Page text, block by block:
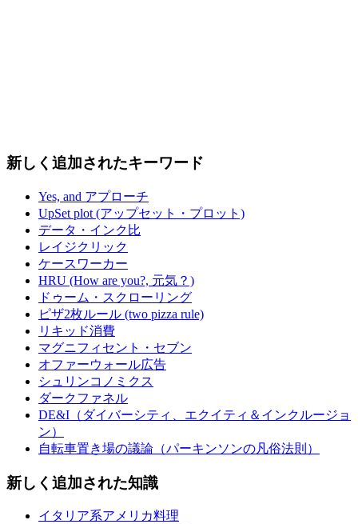
新しく追加されたキーワード
Yes, and アプローチ
UpSet plot (アップセット・プロット)
データ・インク比
レイジクリック
ケースワーカー
HRU (How are you?, 元気？)
ドゥーム・スクローリング
ピザ2枚ルール (two pizza rule)
リキッド消費
マグニフィセント・セブン
オファーウォール広告
シュリンコノミクス
ダークファネル
DE&I（ダイバーシティ、エクイティ＆インクルージョ
ン）
自転車置き場の議論（パーキンソンの凡俗法則）
新しく追加された知識
イタリア系アメリカ料理